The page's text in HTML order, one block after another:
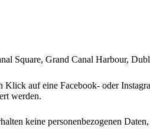
Square, Grand Canal Harbour,
auf eine Facebook- oder
werden.
keine personenbezogenen